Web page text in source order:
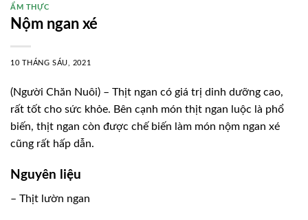
ẨM THỰC
Nộm ngan xé
10 THÁNG SÁU, 2021
(Người Chăn Nuôi) – Thịt ngan có giá trị dinh dưỡng cao,
rất tốt cho sức khỏe. Bên cạnh món thịt ngan luộc là phổ
biến, thịt ngan còn được chế biến làm món nộm ngan xé
cũng rất hấp dẫn.
Nguyên liệu
– Thịt lườn ngan